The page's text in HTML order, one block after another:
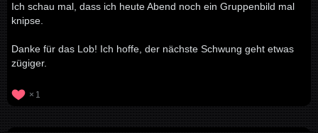
Ich schau mal, dass ich heute Abend noch ein Gruppenbild mal
knipse.
Danke für das Lob! Ich hoffe, der nächste Schwung geht etwas
zügiger.
1